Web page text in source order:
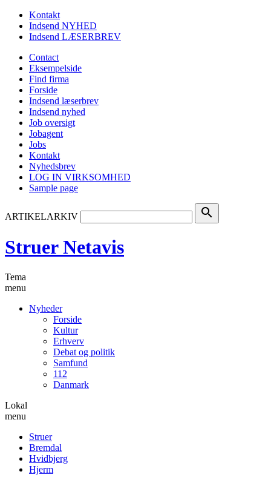
Kontakt
Indsend NYHED
Indsend LÆSERBREV
Contact
Eksempelside
Find firma
Forside
Indsend læserbrev
Indsend nyhed
Job oversigt
Jobagent
Jobs
Kontakt
Nyhedsbrev
LOG IN VIRKSOMHED
Sample page
ARTIKELARKIV search
Struer Netavis
Tema
menu
Nyheder
Forside
Kultur
Erhverv
Debat og politik
Samfund
112
Danmark
Lokal
menu
Struer
Bremdal
Hvidbjerg
Hjerm